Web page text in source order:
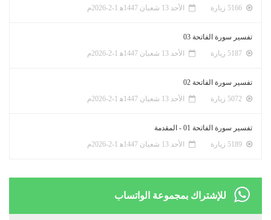
الأحد 13 شعبان 1447ﻫ 1-2-2026م
تفسير سورة الفاتحة 03
الأحد 13 شعبان 1447ﻫ 1-2-2026م
تفسير سورة الفاتحة 02
الأحد 13 شعبان 1447ﻫ 1-2-2026م
تفسير سورة الفاتحة 01 - المقدمة
الأحد 13 شعبان 1447ﻫ 1-2-2026م
للإشتراك بمجموعة الواتساب